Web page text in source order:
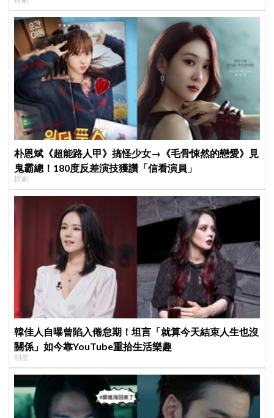
朴恩斌《超能路人甲》搞怪少女→《毛骨悚然的戀愛》見
鬼霸總！180度反差演技獲讚「信看演員」
韓劇
韓佳人自曝曾陷入倦怠期！坦言「就算今天結束人生也沒
關係」如今靠YouTube重拾生活樂趣
明星